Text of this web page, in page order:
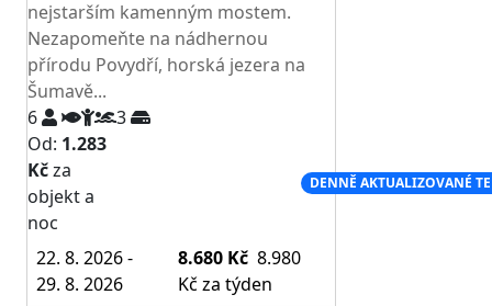
nejstarším kamenným mostem.
Nezapomeňte na nádhernou
přírodu Povydří, horská jezera na
Šumavě...
6
3
Od: 1.283
Kčza
objekt a
noc
DENNĚ AKTUALIZOVANÉ
22. 8. 2026 -
29. 8. 2026
8.680 Kč 8.980
Kč za týden